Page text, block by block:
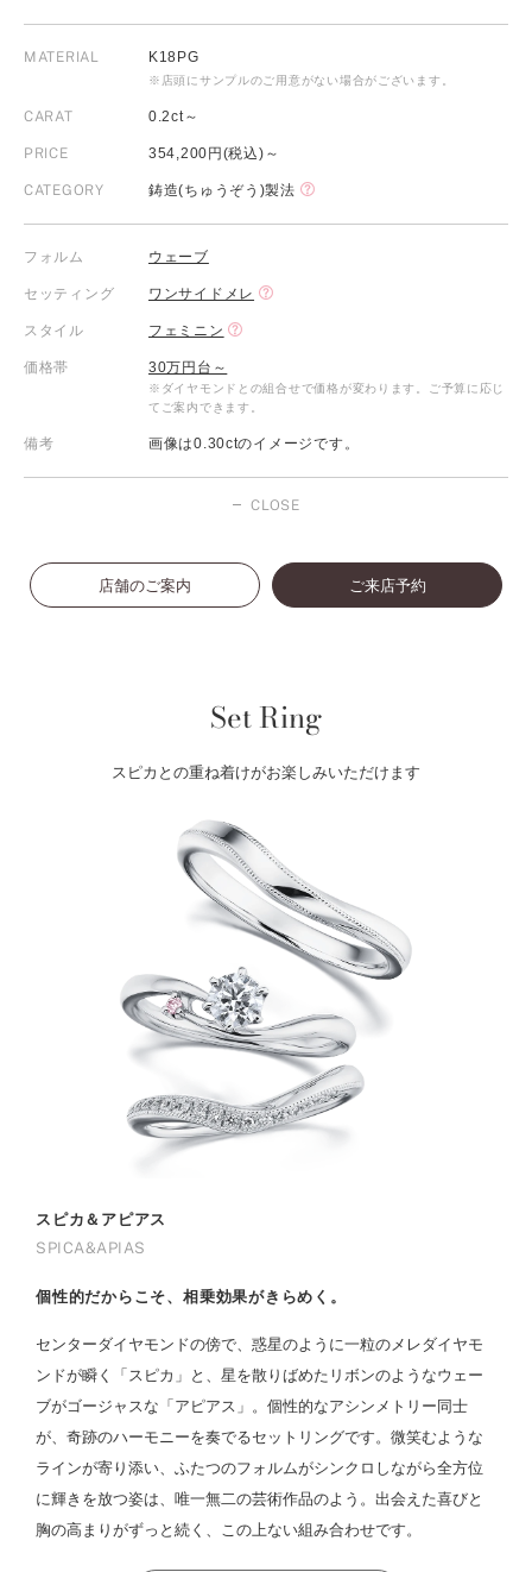
MATERIAL K18PG
※店頭にサンプルのご用意がない場合がございます。
CARAT 0.2ct～
PRICE 354,200円(税込)～
CATEGORY 鋳造(ちゅうぞう)製法
フォルム ウェーブ
セッティング ワンサイドメレ
スタイル フェミニン
価格帯 30万円台～
※ダイヤモンドとの組合せで価格が変わります。ご予算に応じ
てご案内できます。
備考 画像は0.30ctのイメージです。
CLOSE
店舗のご案内 ご来店予約
Set Ring
スピカとの重ね着けがお楽しみいただけます
スピカ＆アピアス
SPICA&APIAS
個性的だからこそ、相乗効果がきらめく。
センターダイヤモンドの傍で、惑星のように一粒のメレダイヤモ
ンドが瞬く「スピカ」と、星を散りばめたリボンのようなウェー
ブがゴージャスな「アピアス」。個性的なアシンメトリー同士
が、奇跡のハーモニーを奏でるセットリングです。微笑むような
ラインが寄り添い、ふたつのフォルムがシンクロしながら全方位
に輝きを放つ姿は、唯一無二の芸術作品のよう。出会えた喜びと
胸の高まりがずっと続く、この上ない組み合わせです。